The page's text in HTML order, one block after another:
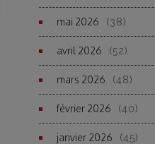
mai 2026 (38)
avril 2026 (52)
mars 2026 (48)
février 2026 (40)
janvier 2026 (45)